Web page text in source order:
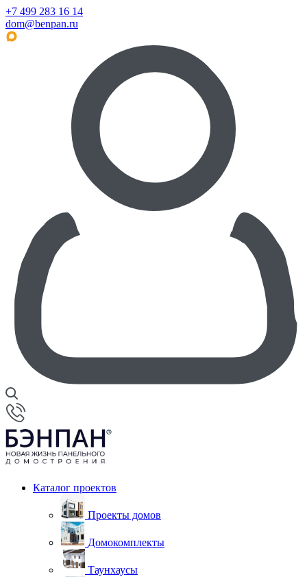
+7 499 283 16 14
dom@benpan.ru
Каталог проектов
Проекты домов
Домокомплекты
Таунхаусы